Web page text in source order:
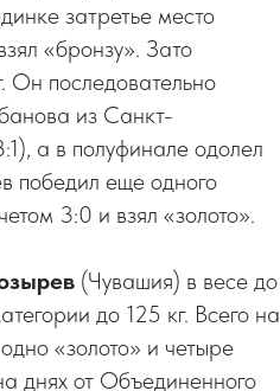
затретье место
«бронзу». Зато
Он последовательно
из Санкт-
а в полуфинале одолел
победил еще одного
3:0 и взял «золото».
(Чувашия) в весе до
до 125 кг. Всего на
«золото» и четыре
днях от Объединенного